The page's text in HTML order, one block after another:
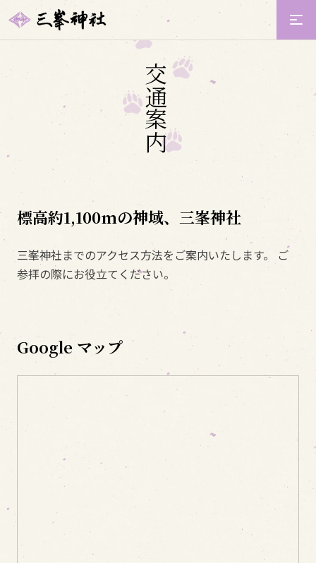
交
通
案
内
標高約1,100mの神域、三峯神社
三峯神社までのアクセス方法をご案内いたします。 ご
参拝の際にお役立てください。
Google マップ